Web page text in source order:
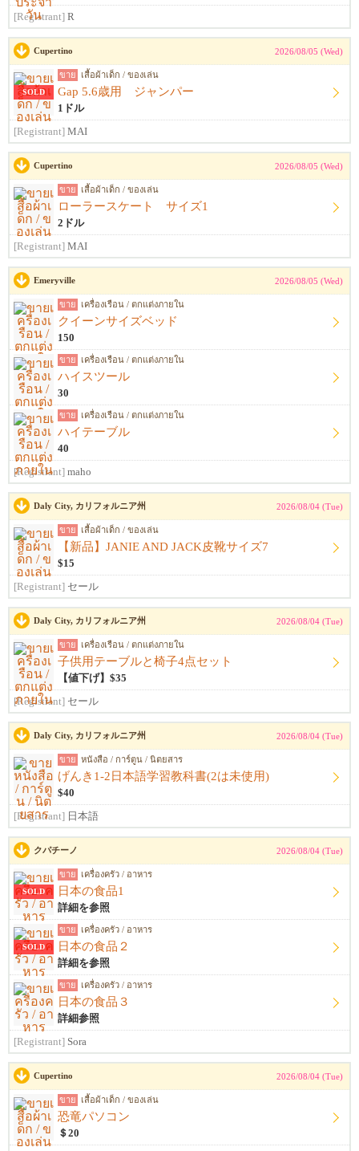
[Registrant] R
Cupertino 2026/08/05 (Wed)
SOLD
ขาย เสื้อผ้าเด็ก / ของเล่น
Gap 5.6歳用 ジャンパー
1ドル
[Registrant] MAI
Cupertino 2026/08/05 (Wed)
ขาย เสื้อผ้าเด็ก / ของเล่น
ローラースケート サイズ1
2ドル
[Registrant] MAI
Emeryville 2026/08/05 (Wed)
ขาย เครื่องเรือน / ตกแต่งภายใน
クイーンサイズベッド
150
ขาย เครื่องเรือน / ตกแต่งภายใน
ハイスツール
30
ขาย เครื่องเรือน / ตกแต่งภายใน
ハイテーブル
40
[Registrant] maho
Daly City, カリフォルニア州 2026/08/04 (Tue)
ขาย เสื้อผ้าเด็ก / ของเล่น
【新品】JANIE AND JACK皮靴サイズ7
$15
[Registrant] セール
Daly City, カリフォルニア州 2026/08/04 (Tue)
ขาย เครื่องเรือน / ตกแต่งภายใน
子供用テーブルと椅子4点セット
【値下げ】$35
[Registrant] セール
Daly City, カリフォルニア州 2026/08/04 (Tue)
ขาย หนังสือ / การ์ตูน / นิตยสาร
げんき1-2日本語学習教科書(2は未使用)
$40
[Registrant] 日本語
クパチーノ 2026/08/04 (Tue)
SOLD
ขาย เครื่องครัว / อาหาร
日本の食品1
詳細を参照
SOLD
ขาย เครื่องครัว / อาหาร
日本の食品２
詳細を参照
ขาย เครื่องครัว / อาหาร
日本の食品３
詳細参照
[Registrant] Sora
Cupertino 2026/08/04 (Tue)
ขาย เสื้อผ้าเด็ก / ของเล่น
恐竜パソコン
＄20